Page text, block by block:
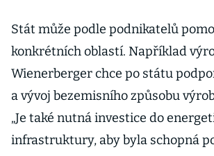
Stát může podle podnikatelů
konkrétních oblastí. Například
Wienerberger chce po státu
a vývoj bezemisního způsobu
„Je také nutná investice do
infrastruktury, aby byla schopná